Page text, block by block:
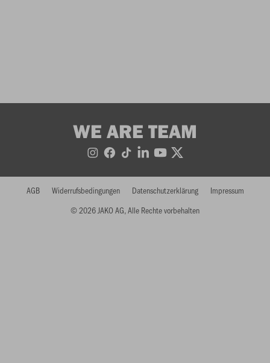
WE ARE TEAM
© 2026 JAKO AG, Alle Rechte vorbehalten
AGB Widerrufsbedingungen Datenschutzerklärung Impressum